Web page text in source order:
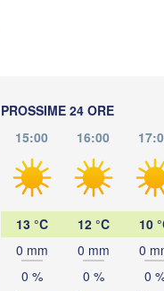
PROSSIME 24 ORE
15:00
16:00
13 °C
0 mm
0 %
12 °C
0 mm
0 %
10
0
0
Santa Fe
Rosario